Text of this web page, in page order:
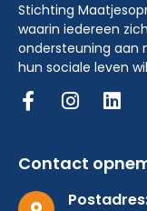
Stichting
waarin iedereen
ondersteuning aan
hun sociale leven
Contact